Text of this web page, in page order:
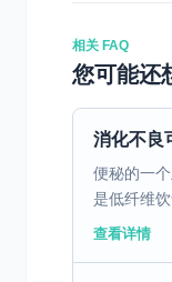
相关 FAQ
您可能还
消化不良
便秘的一
是低纤维
这些饮食
查看详情